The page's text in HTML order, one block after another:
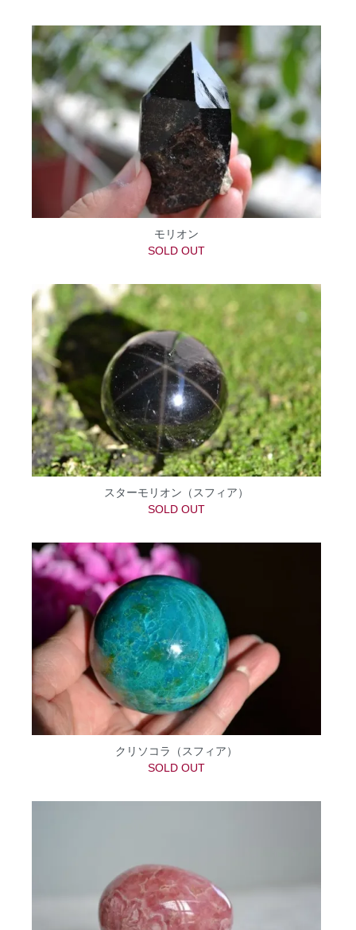
モリオン
SOLD OUT
スターモリオン（スフィア）
SOLD OUT
クリソコラ（スフィア）
SOLD OUT